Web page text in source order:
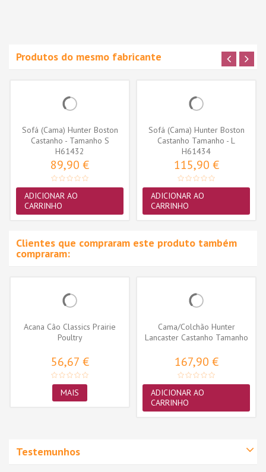
Produtos do mesmo fabricante
Sofá (Cama) Hunter Boston
Castanho - Tamanho S
H61432
89,90 €
ADICIONAR AO
CARRINHO
Sofá (Cama) Hunter Boston
Castanho Tamanho - L
H61434
115,90 €
ADICIONAR AO
CARRINHO
Clientes que compraram este produto também
compraram:
Acana Cão Classics Prairie
Poultry
56,67 €
MAIS
Cama/Colchão Hunter
Lancaster Castanho Tamanho
167,90 €
ADICIONAR AO
CARRINHO
Testemunhos